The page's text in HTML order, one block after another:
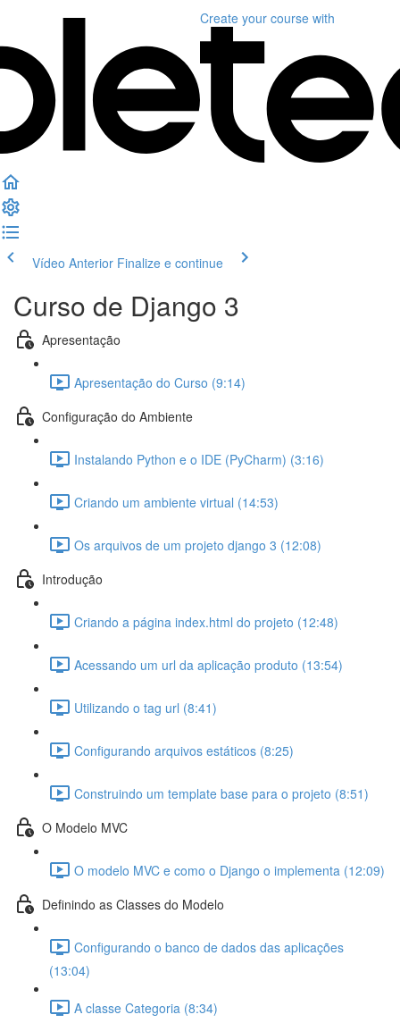
Create your course with
Vídeo Anterior Finalize e continue
Curso de Django 3
Apresentação
Apresentação do Curso (9:14)
Configuração do Ambiente
Instalando Python e o IDE (PyCharm) (3:16)
Criando um ambiente virtual (14:53)
Os arquivos de um projeto django 3 (12:08)
Introdução
Criando a página index.html do projeto (12:48)
Acessando um url da aplicação produto (13:54)
Utilizando o tag url (8:41)
Configurando arquivos estáticos (8:25)
Construindo um template base para o projeto (8:51)
O Modelo MVC
O modelo MVC e como o Django o implementa (12:09)
Definindo as Classes do Modelo
Configurando o banco de dados das aplicações
(13:04)
A classe Categoria (8:34)